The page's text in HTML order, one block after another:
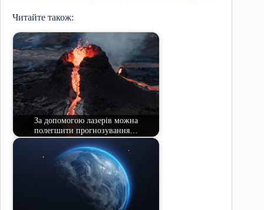
Читайте також:
За допомогою лазерів можна
полегшити прогнозування…